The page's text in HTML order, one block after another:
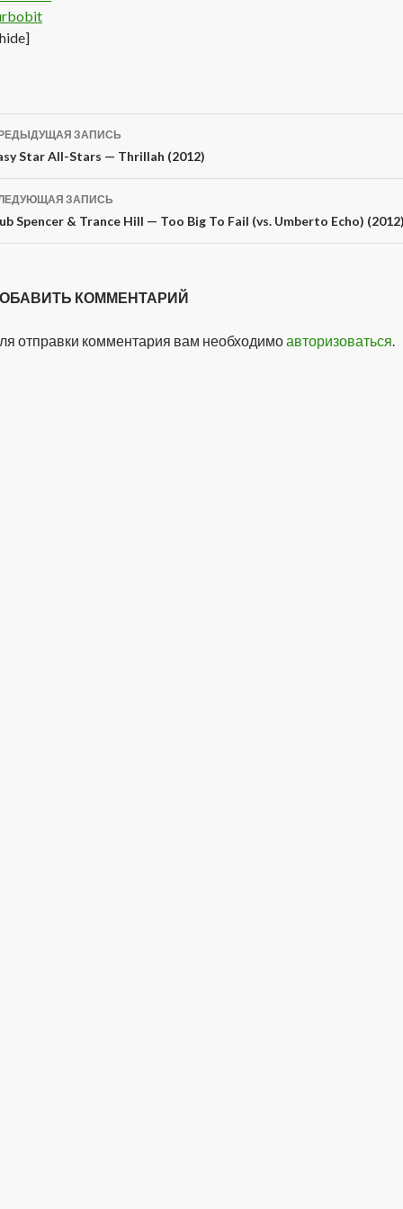
ЗАПИСЬ
Star All-Stars — Thrillah (2012)
ЗАПИСЬ
Spencer & Trance Hill — Too Big To Fail (vs. Umberto Echo)
КОММЕНТАРИЙ
отправки комментария вам необходимоавторизоваться.